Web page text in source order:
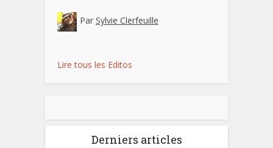
Par Sylvie Clerfeuille
Lire tous les Editos
Derniers articles